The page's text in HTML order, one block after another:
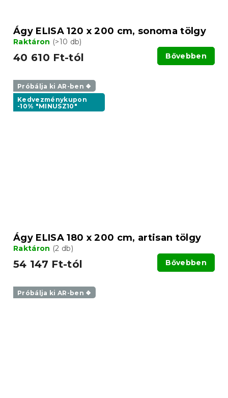
Ágy ELISA 120 x 200 cm, sonoma tölgy
Raktáron (>10 db)
40 610 Ft-tól Bővebben
Próbálja ki AR-ben ❖
Kedvezménykupon
-10% "MINUSZ10"
Ágy ELISA 180 x 200 cm, artisan tölgy
Raktáron (2 db)
54 147 Ft-tól Bővebben
Próbálja ki AR-ben ❖